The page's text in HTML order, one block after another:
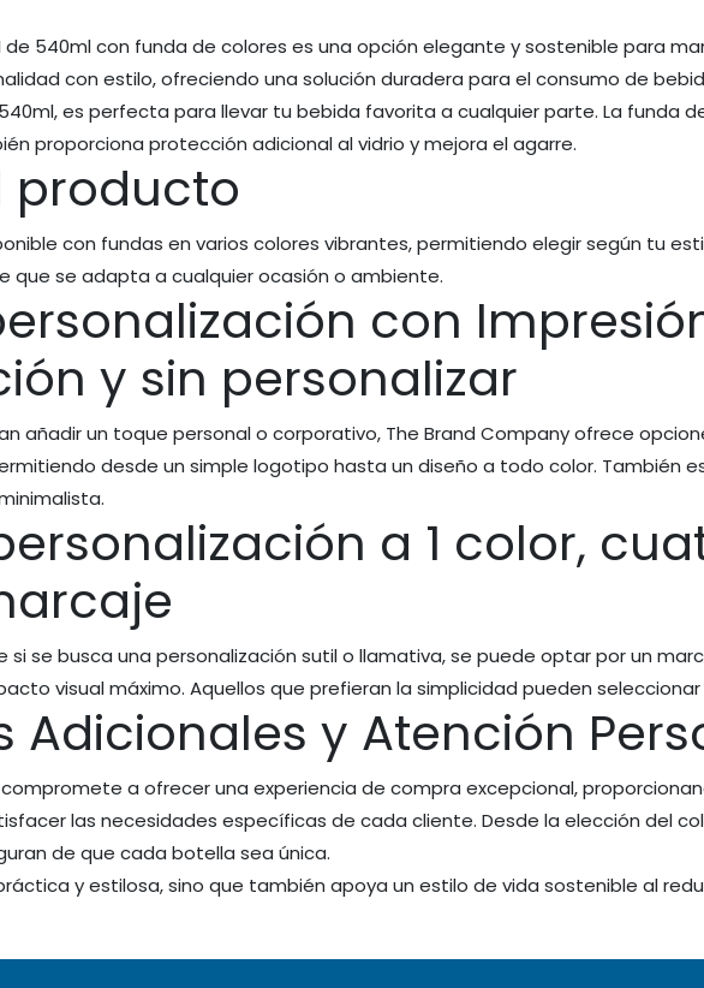
de 540ml con funda de colores es una opción elegante y sostenible para
con estilo, ofreciendo una solución duradera para el consumo de
es perfecta para llevar tu bebida favorita a cualquier parte. La funda
proporciona protección adicional al vidrio y mejora el agarre.
producto
con fundas en varios colores vibrantes, permitiendo elegir según tu
que se adapta a cualquier ocasión o ambiente.
con
y sin personalizar
añadir un toque personal o corporativo, The Brand Company ofrece
desde un simple logotipo hasta un diseño a todo color. También
a 1 color,
se busca una personalización sutil o llamativa, se puede optar por un
visual máximo. Aquellos que prefieran la simplicidad pueden
Adicionales y Atención
a ofrecer una experiencia de compra excepcional,
las necesidades específicas de cada cliente. Desde la elección del
de que cada botella sea única.
y estilosa, sino que también apoya un estilo de vida sostenible al